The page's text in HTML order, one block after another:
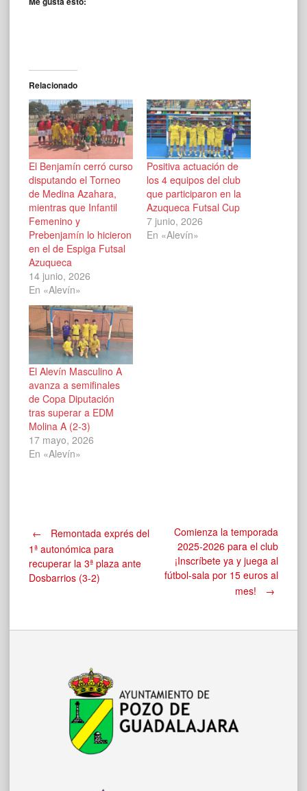
Relacionado
El Benjamín cerró curso
disputando el Torneo
de Medina Azahara,
mientras que Infantil
Femenino y
Prebenjamín lo hicieron
en el de Espiga Futsal
Azuqueca
14 junio, 2026
En «Alevín»
Positiva actuación de
los 4 equipos del club
que participaron en la
Azuqueca Futsal Cup
7 junio, 2026
En «Alevín»
El Alevín Masculino A
avanza a semifinales
de Copa Diputación
tras superar a EDM
Molina A (2-3)
17 mayo, 2026
En «Alevín»
Navegación
de
←
Remontada exprés del
1ª autonómica para
recuperar la 3ª plaza ante
Dosbarrios (3-2)
Comienza la temporada
2025-2026 para el club
¡Inscríbete ya y juega al
fútbol-sala por 15 euros al
mes!
→